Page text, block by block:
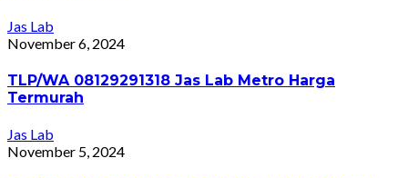
Jas Lab
November 6, 2024
TLP/WA 08129291318 Jas Lab Metro Harga
Termurah
Jas Lab
November 5, 2024